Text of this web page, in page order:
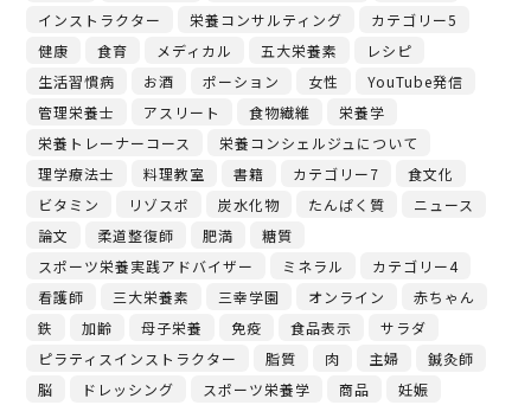
インストラクター
栄養コンサルティング
カテゴリー5
健康
食育 メディカル 五大栄養素
レシピ
生活習慣病
お酒 ポーション 女性
YouTube発信
管理栄養士
アスリート 食物繊維
栄養学
栄養トレーナーコース
栄養コンシェルジュについて
理学療法士
料理教室 書籍 カテゴリー7
食文化
ビタミン
リゾスポ 炭水化物 たんぱく質
ニュース
論文
柔道整復師 肥満
糖質
スポーツ栄養実践アドバイザー
ミネラル
カテゴリー4
看護師
三大栄養素 三幸学園 オンライン
赤ちゃん
鉄
加齢 母子栄養 免疫 食品表示
サラダ
ピラティスインストラクター
脂質 肉 主婦
鍼灸師
脳
ドレッシング スポーツ栄養学 商品
妊娠